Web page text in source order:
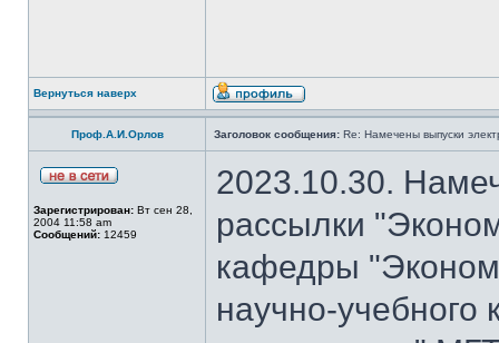
Вернуться наверх
Проф.А.И.Орлов Заголовок сообщения: Re: Намечены выпуски
Зарегистрирован: Вт сен 28,
2004 11:58 am
Сообщений: 12459
2023.10.30.
рассылки
кафедры
научно-